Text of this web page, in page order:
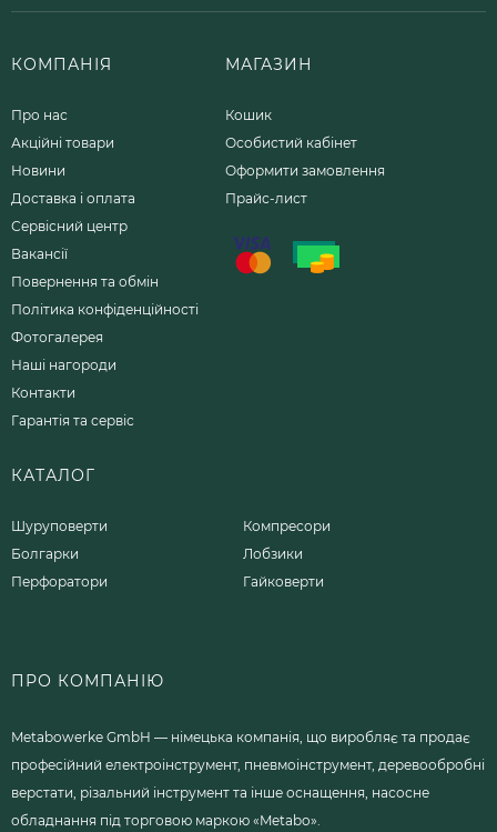
КОМПАНІЯ
Про нас
Акційні товари
Новини
Доставка і оплата
Сервісний центр
Вакансії
Повернення та обмін
Політика конфіденційності
Фотогалерея
Наші нагороди
Контакти
Гарантія та сервіс
МАГАЗИН
Кошик
Особистий кабінет
Оформити замовлення
Прайс-лист
КАТАЛОГ
Шуруповерти
Болгарки
Перфоратори
Компресори
Лобзики
Гайковерти
ПРО КОМПАНІЮ
Metabowerke GmbH — німецька компанія, що виробляє та продає
професійний електроінструмент, пневмоінструмент, деревообробні
верстати, різальний інструмент та інше оснащення, насосне
обладнання під торговою маркою «Metabo».